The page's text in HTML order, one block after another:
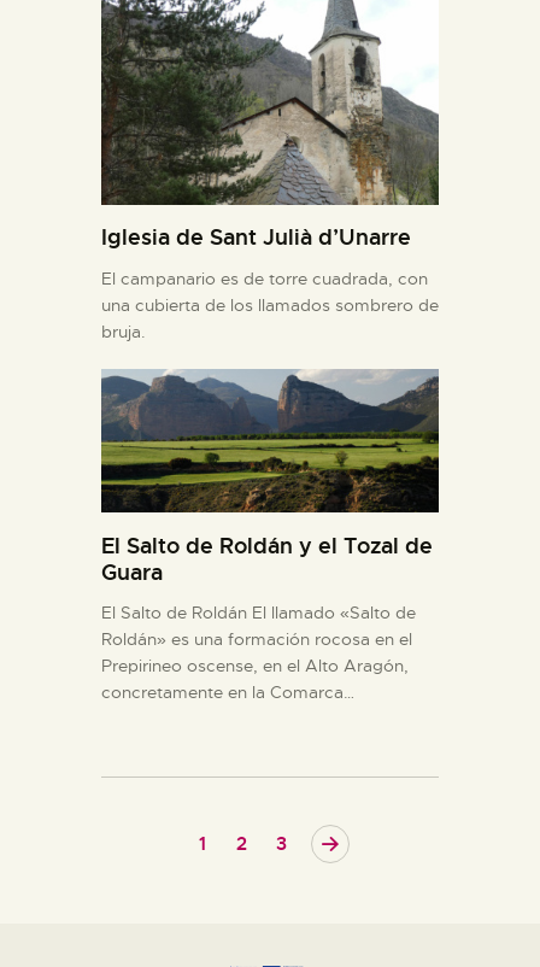
Iglesia de Sant Julià d’Unarre
El campanario es de torre cuadrada, con
una cubierta de los llamados sombrero de
bruja.
El Salto de Roldán y el Tozal de
Guara
El Salto de Roldán El llamado «Salto de
Roldán» es una formación rocosa en el
Prepirineo oscense, en el Alto Aragón,
concretamente en la Comarca…
1 2 3
>